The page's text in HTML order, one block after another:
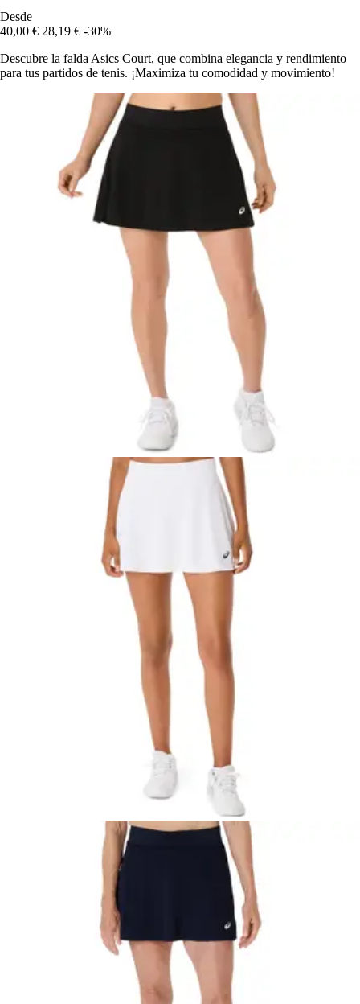
Desde
40,00 € 28,19 € -30%
Descubre la falda Asics Court, que combina elegancia y rendimiento
para tus partidos de tenis. ¡Maximiza tu comodidad y movimiento!